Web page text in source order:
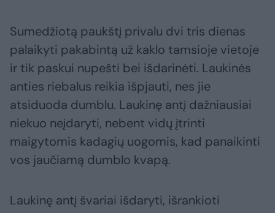
Sumedžiotą paukštį privalu dvi tris dienas
palaikyti pakabintą už kaklo tamsioje vietoje
ir tik paskui nupešti bei išdarinėti. Laukinės
anties riebalus reikia išpjauti, nes jie
atsiduoda dumblu. Laukinę antį dažniausiai
niekuo neįdaryti, nebent vidų įtrinti
maigytomis kadagių uogomis, kad panaikinti
vos jaučiamą dumblo kvapą.
Laukinę antį švariai išdaryti, išrankioti